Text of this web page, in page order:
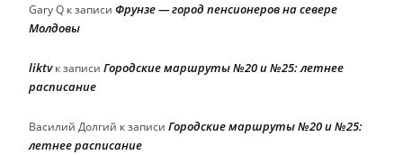
Gary Q к записи Фрунзе — город пенсионеров на севере
Молдовы
liktvк записи Городские маршруты №20 и №25: летнее
расписание
Василий Долгий к записи Городские маршруты №20 и №25:
летнее расписание